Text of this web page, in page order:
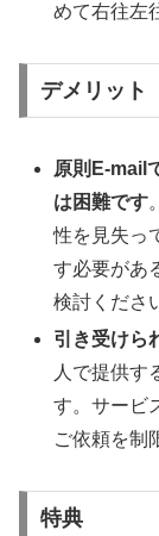
めて右往左
デメリット
原則E-mail
は困難です
性を見失っ
す必要があ
検討くださ
引き受けら
人で提供す
す。サービ
ご依頼を制
特典